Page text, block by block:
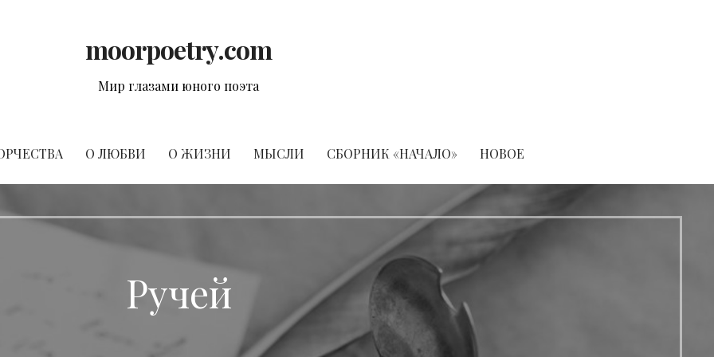
moorpoetry.com
Мир глазами юного поэта
О ЛЮБВИ О ЖИЗНИ МЫСЛИ СБОРНИК «НАЧАЛО» НОВОЕ
Ручей